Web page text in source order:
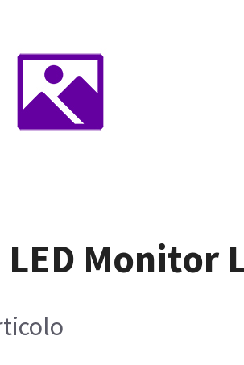
Monitor